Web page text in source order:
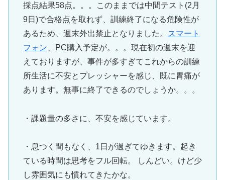
採点結果58点。。。このままでは中間テスト(2月
9日)で合格点を取れず、訓練終了になる危険性が
あるため、週末外出禁止となりました。
スマート
フォン 、PC購入予定が。。。現在初の週末を迎
えておりますが、事件が多すぎてこれからの訓練
所生活に不安とプレッシャーを感じ、既に胃痛が
あります。無事に終了できるのでしょうか。。。
・課題量の多さに、不安を感じています。
・息つく間もなく、1日が過ぎてゆきます。起き
ている時間は思考をフル回転。 しんどい。けど少
し雰囲気にも慣れてきたかな。